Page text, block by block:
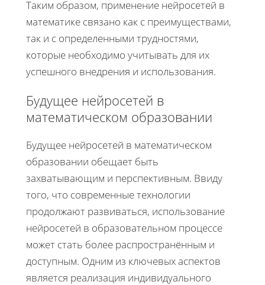
Таким образом, применение нейросетей в
математике связано как с преимуществами,
так и с определенными трудностями,
которые необходимо учитывать для их
успешного внедрения и использования.
Будущее нейросетей в
математическом образовании
Будущее нейросетей в математическом
образовании обещает быть
захватывающим и перспективным. Ввиду
того, что современные технологии
продолжают развиваться, использование
нейросетей в образовательном процессе
может стать более распространённым и
доступным. Одним из ключевых аспектов
является реализация индивидуального